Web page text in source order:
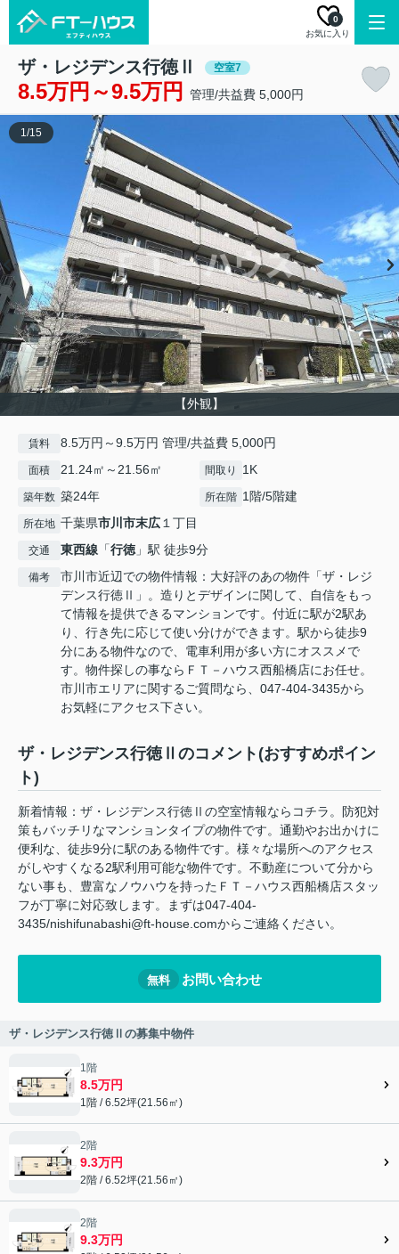
お気に入り
0
ザ・レジデンス行徳Ⅱ 空室7
8.5万円～9.5万円 管理/共益費 5,000円
【外観】
1/15
賃料 8.5万円～9.5万円 管理/共益費 5,000円
面積 21.24㎡～21.56㎡ 間取り 1K
築年数 築24年 所在階 1階/5階建
所在地 千葉県市川市末広１丁目
交通 東西線 「行徳」駅 徒歩9分
備考
市川市近辺での物件情報：大好評のあの物件「ザ・レジ
デンス行徳Ⅱ」。造りとデザインに関して、自信をもっ
て情報を提供できるマンションです。付近に駅が2駅あ
り、行き先に応じて使い分けができます。駅から徒歩9
分にある物件なので、電車利用が多い方にオススメで
す。物件探しの事ならＦＴ－ハウス西船橋店にお任せ。
市川市エリアに関するご質問なら、047-404-3435から
お気軽にアクセス下さい。
ザ・レジデンス行徳Ⅱのコメント(おすすめポイン
ト)
新着情報：ザ・レジデンス行徳Ⅱの空室情報ならコチラ。防犯対
策もバッチリなマンションタイプの物件です。通勤やお出かけに
便利な、徒歩9分に駅のある物件です。様々な場所へのアクセス
がしやすくなる2駅利用可能な物件です。不動産について分から
ない事も、豊富なノウハウを持ったＦＴ－ハウス西船橋店スタッ
フが丁寧に対応致します。まずは047-404-
3435/nishifunabashi@ft-house.comからご連絡ください。
無料 お問い合わせ
ザ・レジデンス行徳Ⅱの募集中物件
1階
8.5万円
1階 / 6.52坪(21.56㎡)
2階
9.3万円
2階 / 6.52坪(21.56㎡)
2階
9.3万円